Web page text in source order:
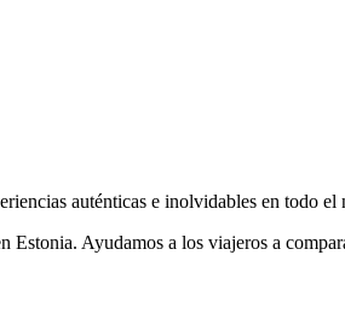
auténticas e inolvidables en todo el
Ayudamos a los viajeros a